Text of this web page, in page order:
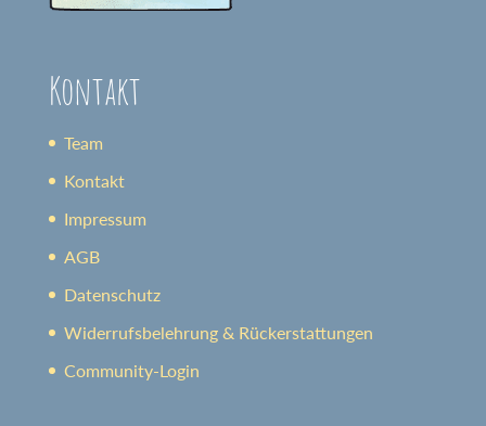
Kontakt
Team
Kontakt
Impressum
AGB
Datenschutz
Widerrufsbelehrung & Rückerstattungen
Community-Login